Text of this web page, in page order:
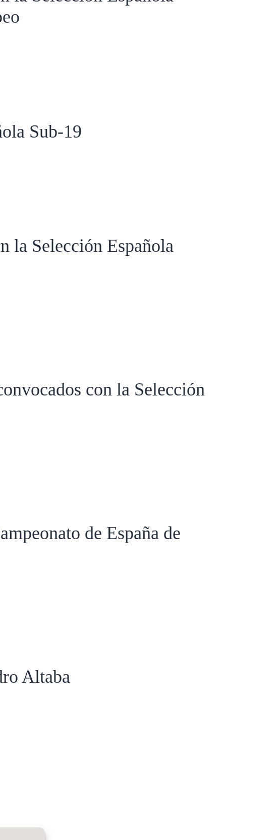
Sub-19
la Selección Española
con la Selección
de España de
Altaba